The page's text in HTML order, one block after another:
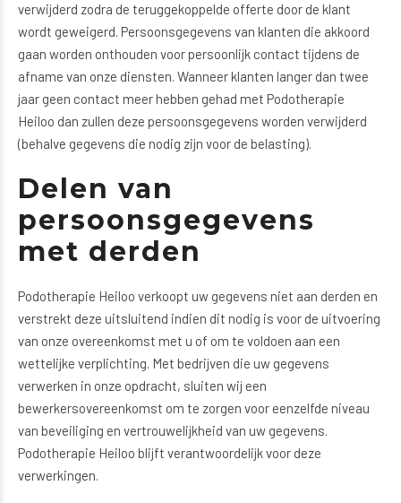
verwijderd zodra de teruggekoppelde offerte door de klant
wordt geweigerd. Persoonsgegevens van klanten die akkoord
gaan worden onthouden voor persoonlijk contact tijdens de
afname van onze diensten. Wanneer klanten langer dan twee
jaar geen contact meer hebben gehad met Podotherapie
Heiloo dan zullen deze persoonsgegevens worden verwijderd
(behalve gegevens die nodig zijn voor de belasting).
Delen van
persoonsgegevens
met derden
Podotherapie Heiloo verkoopt uw gegevens niet aan derden en
verstrekt deze uitsluitend indien dit nodig is voor de uitvoering
van onze overeenkomst met u of om te voldoen aan een
wettelijke verplichting. Met bedrijven die uw gegevens
verwerken in onze opdracht, sluiten wij een
bewerkersovereenkomst om te zorgen voor eenzelfde niveau
van beveiliging en vertrouwelijkheid van uw gegevens.
Podotherapie Heiloo blijft verantwoordelijk voor deze
verwerkingen.